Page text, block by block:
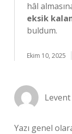
hâl
eksik
buldum.
Ekim 10, 2025
Levent
Yazı genel